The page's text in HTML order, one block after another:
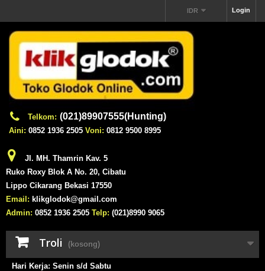
Login
IDR
Telkom: (021)89907555(Hunting)
Aini: 0852 1936 2505 Voni: 0812 9500 8995
Jl. MH. Thamrin Kav. 5
Ruko Roxy Blok A No. 20, Cibatu
Lippo Cikarang Bekasi 17550
Email: klikglodok@gmail.com
Admin: 0852 1936 2505 Telp: (021)8990 9065
Troli (kosong)
Hari Kerja: Senin s/d Sabtu